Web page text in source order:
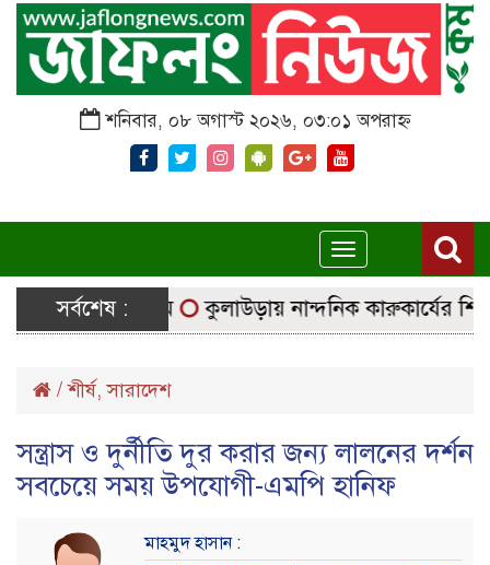
শনিবার, ০৮ অগাস্ট ২০২৬, ০৩:০১ অপরাহ্ন
Toggle
navigation
সর্বশেষ :
সরঞ্জাম কুলাউড়ায় নান্দনিক কারুকার্যের শিব
/শীর্ষ,সারাদেশ
সন্ত্রাস ও দুর্নীতি দুর করার জন্য লালনের দর্শন
সবচেয়ে সময় উপযোগী-এমপি হানিফ
মাহমুদ হাসান :